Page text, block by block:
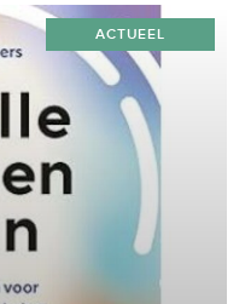
ACTUEEL